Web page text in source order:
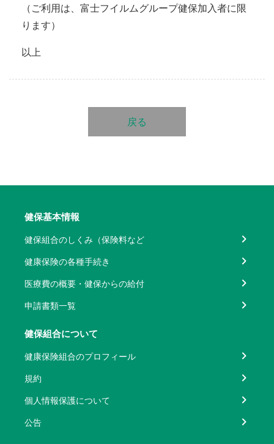
（ご利用は、富士フイルムグループ健保加入者に限
ります）
以上
戻る
健保基本情報
健保組合のしくみ（保険料など
健康保険の各種手続き
医療費の概要・健保からの給付
申請書類一覧
健保組合について
健康保険組合のプロフィール
規約
個人情報保護について
公告